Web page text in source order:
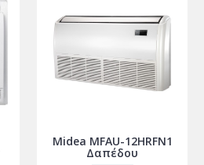
Midea MFAU-12HRFN1
Δαπέδου